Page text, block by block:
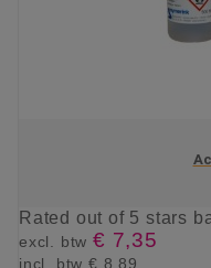
Rated out of 5 stars
excl. btw € 7,35
incl. btw € 8,89